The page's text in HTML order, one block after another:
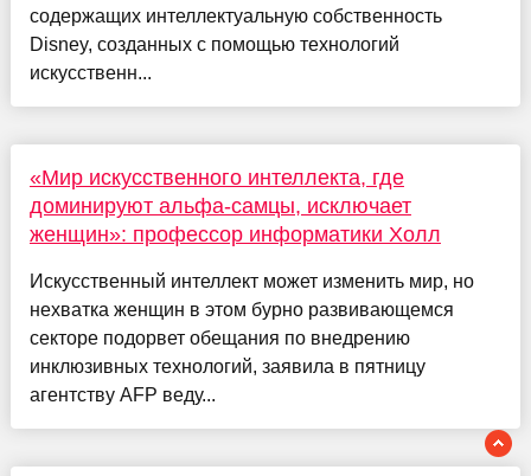
содержащих интеллектуальную собственность
Disney, созданных с помощью технологий
искусственн...
«Мир искусственного интеллекта, где
доминируют альфа-самцы, исключает
женщин»: профессор информатики Холл
Искусственный интеллект может изменить мир, но
нехватка женщин в этом бурно развивающемся
секторе подорвет обещания по внедрению
инклюзивных технологий, заявила в пятницу
агентству AFP веду...